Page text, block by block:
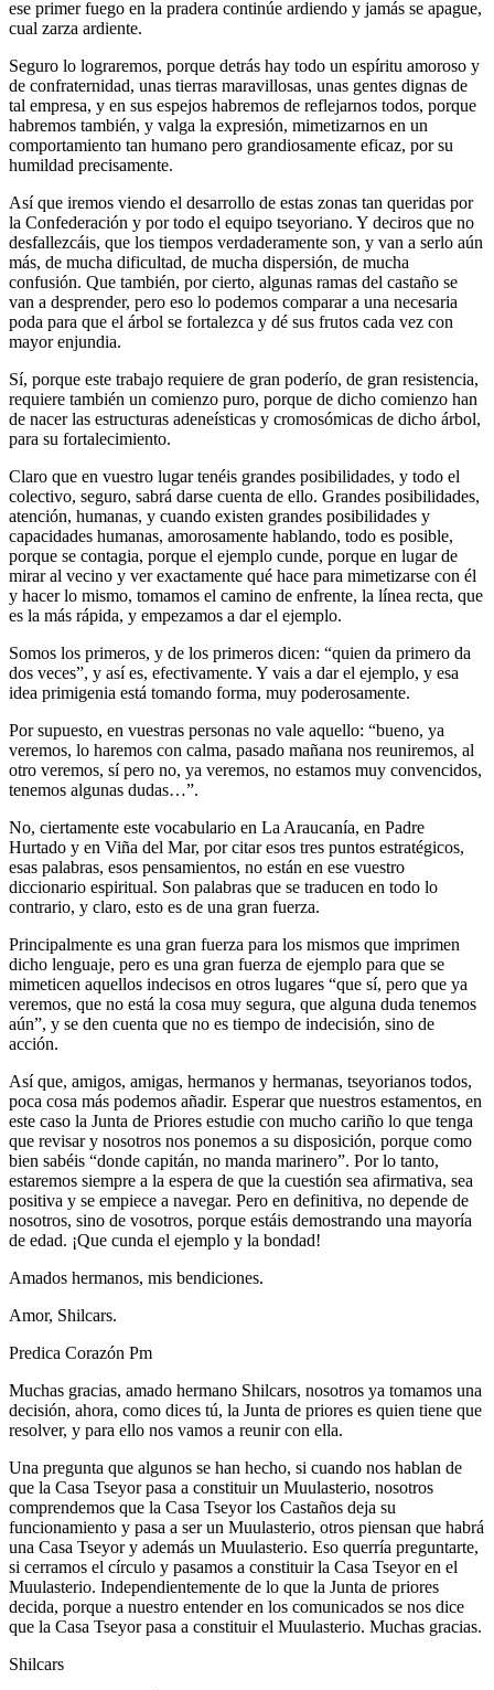
ese primer fuego en la pradera continúe ardiendo y jamás se apague,
cual zarza ardiente.
Seguro lo lograremos, porque detrás hay todo un espíritu amoroso y
de confraternidad, unas tierras maravillosas, unas gentes dignas de
tal empresa, y en sus espejos habremos de reflejarnos todos, porque
habremos también, y valga la expresión, mimetizarnos en un
comportamiento tan humano pero grandiosamente eficaz, por su
humildad precisamente.
Así que iremos viendo el desarrollo de estas zonas tan queridas por
la Confederación y por todo el equipo tseyoriano. Y deciros que no
desfallezcáis, que los tiempos verdaderamente son, y van a serlo aún
más, de mucha dificultad, de mucha dispersión, de mucha
confusión. Que también, por cierto, algunas ramas del castaño se
van a desprender, pero eso lo podemos comparar a una necesaria
poda para que el árbol se fortalezca y dé sus frutos cada vez con
mayor enjundia.
Sí, porque este trabajo requiere de gran poderío, de gran resistencia,
requiere también un comienzo puro, porque de dicho comienzo han
de nacer las estructuras adeneísticas y cromosómicas de dicho árbol,
para su fortalecimiento.
Claro que en vuestro lugar tenéis grandes posibilidades, y todo el
colectivo, seguro, sabrá darse cuenta de ello. Grandes posibilidades,
atención, humanas, y cuando existen grandes posibilidades y
capacidades humanas, amorosamente hablando, todo es posible,
porque se contagia, porque el ejemplo cunde, porque en lugar de
mirar al vecino y ver exactamente qué hace para mimetizarse con él
y hacer lo mismo, tomamos el camino de enfrente, la línea recta, que
es la más rápida, y empezamos a dar el ejemplo.
Somos los primeros, y de los primeros dicen: “quien da primero da
dos veces”, y así es, efectivamente. Y vais a dar el ejemplo, y esa
idea primigenia está tomando forma, muy poderosamente.
Por supuesto, en vuestras personas no vale aquello: “bueno, ya
veremos, lo haremos con calma, pasado mañana nos reuniremos, al
otro veremos, sí pero no, ya veremos, no estamos muy convencidos,
tenemos algunas dudas…”.
No, ciertamente este vocabulario en La Araucanía, en Padre
Hurtado y en Viña del Mar, por citar esos tres puntos estratégicos,
esas palabras, esos pensamientos, no están en ese vuestro
diccionario espiritual. Son palabras que se traducen en todo lo
contrario, y claro, esto es de una gran fuerza.
Principalmente es una gran fuerza para los mismos que imprimen
dicho lenguaje, pero es una gran fuerza de ejemplo para que se
mimeticen aquellos indecisos en otros lugares “que sí, pero que ya
veremos, que no está la cosa muy segura, que alguna duda tenemos
aún”, y se den cuenta que no es tiempo de indecisión, sino de
acción.
Así que, amigos, amigas, hermanos y hermanas, tseyorianos todos,
poca cosa más podemos añadir. Esperar que nuestros estamentos, en
este caso la Junta de Priores estudie con mucho cariño lo que tenga
que revisar y nosotros nos ponemos a su disposición, porque como
bien sabéis “donde capitán, no manda marinero”. Por lo tanto,
estaremos siempre a la espera de que la cuestión sea afirmativa, sea
positiva y se empiece a navegar. Pero en definitiva, no depende de
nosotros, sino de vosotros, porque estáis demostrando una mayoría
de edad. ¡Que cunda el ejemplo y la bondad!
Amados hermanos, mis bendiciones.
Amor, Shilcars.
Predica Corazón Pm
Muchas gracias, amado hermano Shilcars, nosotros ya tomamos una
decisión, ahora, como dices tú, la Junta de priores es quien tiene que
resolver, y para ello nos vamos a reunir con ella.
Una pregunta que algunos se han hecho, si cuando nos hablan de
que la Casa Tseyor pasa a constituir un Muulasterio, nosotros
comprendemos que la Casa Tseyor los Castaños deja su
funcionamiento y pasa a ser un Muulasterio, otros piensan que habrá
una Casa Tseyor y además un Muulasterio. Eso querría preguntarte,
si cerramos el círculo y pasamos a constituir la Casa Tseyor en el
Muulasterio. Independientemente de lo que la Junta de priores
decida, porque a nuestro entender en los comunicados se nos dice
que la Casa Tseyor pasa a constituir el Muulasterio. Muchas gracias.
Shilcars